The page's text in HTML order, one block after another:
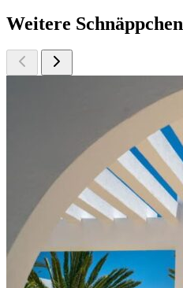
Weitere Schnäppchen